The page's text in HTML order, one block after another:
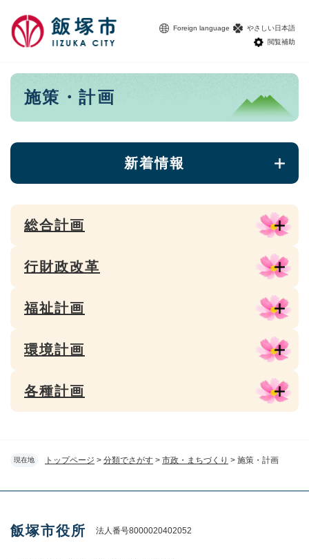
Foreign language
やさしい日本語
閲覧補助
現在地 トップページ > 分類でさがす > 市政・まちづくり > 施策・計画
本
施策・計画
新着情報
総合計画
行財政改革
福祉計画
環境計画
各種計画
飯塚市役所 法人番号8000020402052